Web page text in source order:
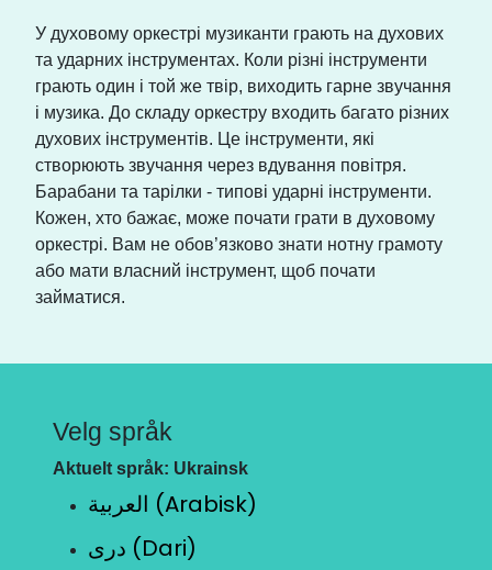
У духовому оркестрі музиканти грають на духових
та ударних інструментах. Коли різні інструменти
грають один і той же твір, виходить гарне звучання
і музика. До складу оркестру входить багато різних
духових інструментів. Це інструменти, які
створюють звучання через вдування повітря.
Барабани та тарілки - типові ударні інструменти.
Кожен, хто бажає, може почати грати в духовому
оркестрі. Вам не обов’язково знати нотну грамоту
або мати власний інструмент, щоб почати
займатися.
Velg språk
Aktuelt språk: Ukrainsk
العربية (Arabisk)
دری (Dari)